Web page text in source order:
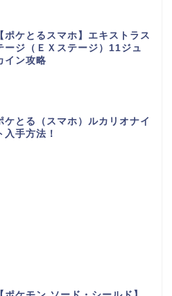
【ポケとるスマホ】エキストラス
ージ（ＥＸステージ）11ジュ
イン攻略
ケとる（スマホ）ルカリオナイ
入手方法！